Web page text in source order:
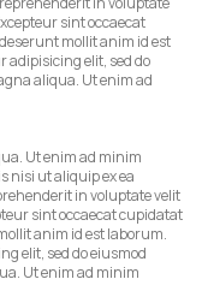
sint occaecat
mollit anim id est
adipisicing elit, sed do
aliqua. Ut enim ad
Ut enim ad minim
nisi ut aliquip ex ea
in voluptate velit
sint occaecat cupidatat
anim id est laborum.
elit, sed do eiusmod
Ut enim ad minim